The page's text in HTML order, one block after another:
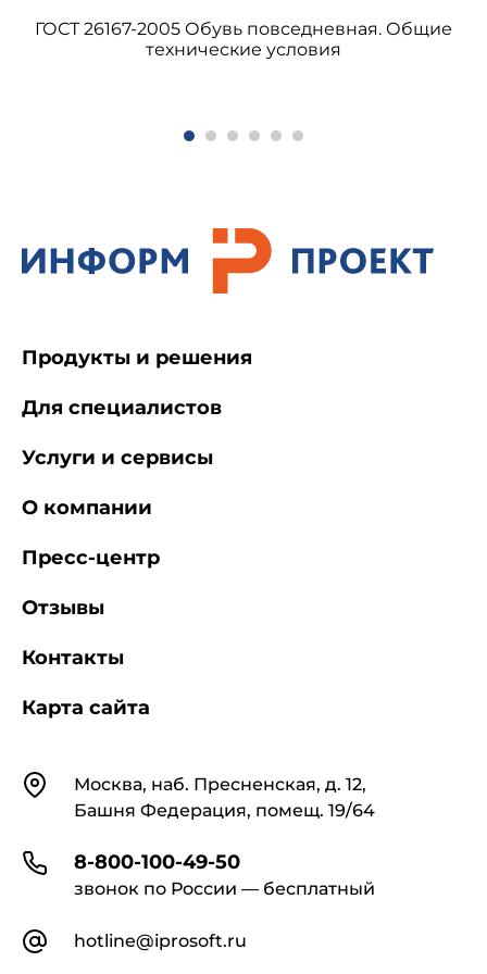
ГОСТ 14019-2003(ИСО 7438:1985)
конструкции и размеры
ГОСТ 21014-88Прокат черных металлов.
чугун нелегированный. Общие требования к
ГОСТ 26167-2005 Обувь повседневная. Общие
технические условия
КонтактыМосква, наб. Пресненская, д. 12,
Башня Федерация, помещ. 19/64
8-800-100-49-50
звонок по России — бесплатный
hotline@iprosoft.ru
Продукты и решения
Для специалистов
Услуги и сервисы
О компании
Пресс-центр
Отзывы
Контакты
Карта сайта